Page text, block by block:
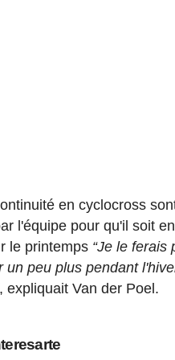
en cyclocross
l'équipe pour qu'il soit
le printemps “Je le ferais
un peu plus pendant
, expliquait Van der Poel.